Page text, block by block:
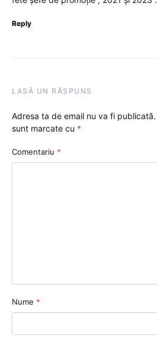
Reply
LASĂ UN RĂSPUNS
Adresa ta de email nu va fi publicată.
sunt marcate cu *
Comentariu *
Nume *